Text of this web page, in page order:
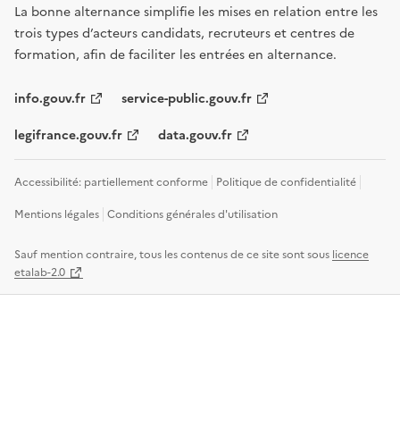
La bonne alternance simplifie les mises en relation entre les
trois types d’acteurs candidats, recruteurs et centres de
formation, afin de faciliter les entrées en alternance.
info.gouv.fr service-public.gouv.fr
legifrance.gouv.fr data.gouv.fr
Accessibilité: partiellement conforme Politique de confidentialité
Mentions légales Conditions générales d'utilisation
Sauf mention contraire, tous les contenus de ce site sont sous licence
etalab-2.0